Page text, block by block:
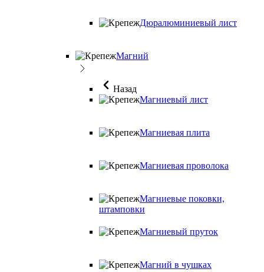
Дюралюминиевый лист
Магний
Назад
Магниевый лист
Магниевая плита
Магниевая проволока
Магниевые поковки,
штамповки
Магниевый пруток
Магний в чушках